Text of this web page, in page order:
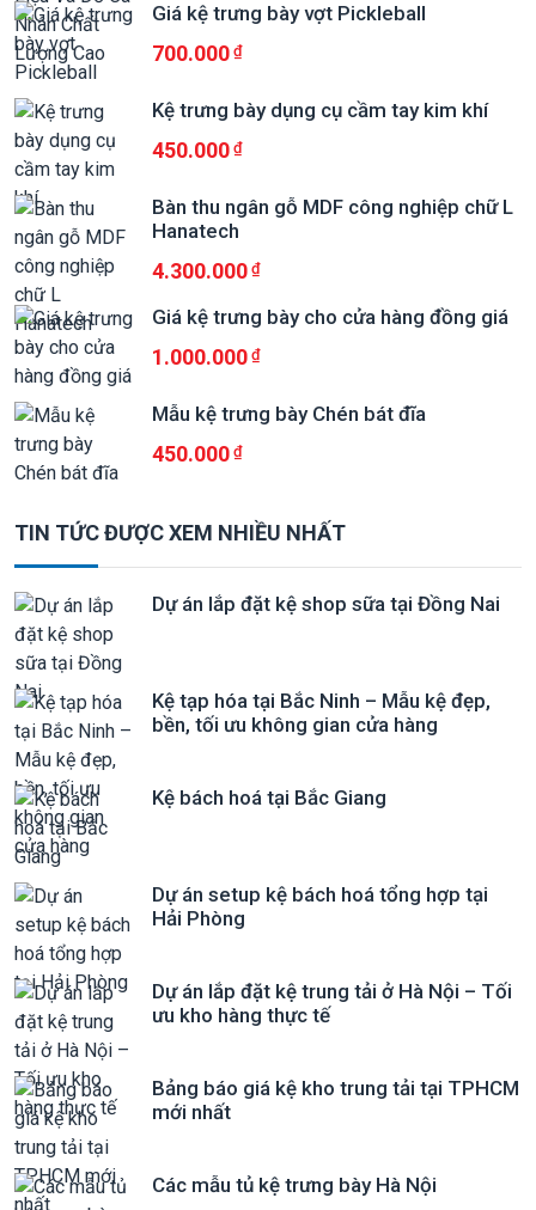
Giá kệ trưng bày vợt Pickleball
700.000
Kệ trưng bày dụng cụ cầm tay kim khí
450.000
Bàn thu ngân gỗ MDF công nghiệp chữ L
Hanatech
4.300.000
Giá kệ trưng bày cho cửa hàng đồng giá
1.000.000
Mẫu kệ trưng bày Chén bát đĩa
450.000
TIN TỨC ĐƯỢC XEM NHIỀU NHẤT
Dự án lắp đặt kệ shop sữa tại Đồng Nai
Kệ tạp hóa tại Bắc Ninh – Mẫu kệ đẹp,
bền, tối ưu không gian cửa hàng
Kệ bách hoá tại Bắc Giang
Dự án setup kệ bách hoá tổng hợp tại
Hải Phòng
Dự án lắp đặt kệ trung tải ở Hà Nội – Tối
ưu kho hàng thực tế
Bảng báo giá kệ kho trung tải tại TPHCM
mới nhất
Các mẫu tủ kệ trưng bày Hà Nội